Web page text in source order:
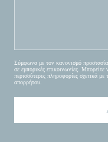
Σύμφωνα με τον κανονισμό
σε εμπορικές επικοινωνίες.
περισσότερες πληροφορίες σχετικά
απορρήτου